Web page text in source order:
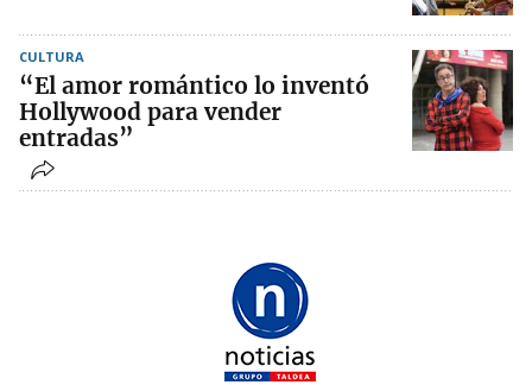
CULTURA
“El amor romántico lo inventó
Hollywood para vender
entradas”